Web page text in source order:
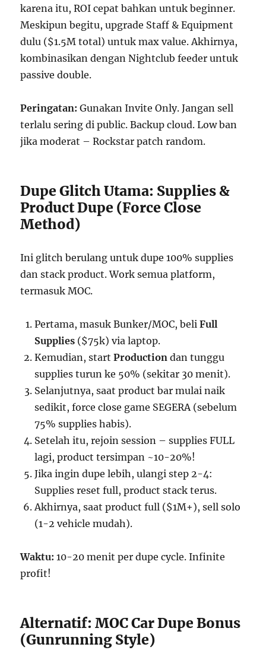
karena itu, ROI cepat bahkan untuk beginner.
Meskipun begitu, upgrade Staff & Equipment
dulu ($1.5M total) untuk max value. Akhirnya,
kombinasikan dengan Nightclub feeder untuk
passive double.
Peringatan: Gunakan Invite Only. Jangan sell
terlalu sering di public. Backup cloud. Low ban
jika moderat – Rockstar patch random.
Dupe Glitch Utama: Supplies &
Product Dupe (Force Close
Method)
Ini glitch berulang untuk dupe 100% supplies
dan stack product. Work semua platform,
termasuk MOC.
Pertama, masuk Bunker/MOC, beliFull
Supplies ($75k) via laptop.
Kemudian, startProduction dan tunggu
supplies turun ke 50% (sekitar 30 menit).
Selanjutnya, saat product bar mulai naik
sedikit, force close game SEGERA (sebelum
75% supplies habis).
Setelah itu, rejoin session – supplies FULL
lagi, product tersimpan ~10-20%!
Jika ingin dupe lebih, ulangi step 2-4:
Supplies reset full, product stack terus.
Akhirnya, saat product full ($1M+), sell solo
(1-2 vehicle mudah).
Waktu: 10-20 menit per dupe cycle. Infinite
profit!
Alternatif: MOC Car Dupe Bonus
(Gunrunning Style)